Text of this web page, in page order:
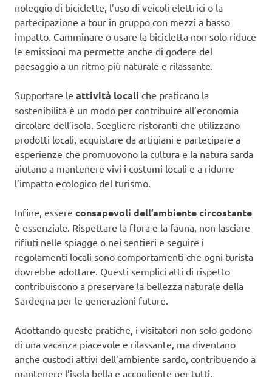
noleggio di biciclette, l’uso di veicoli elettrici o la
partecipazione a tour in gruppo con mezzi a basso
impatto. Camminare o usare la bicicletta non solo riduce
le emissioni ma permette anche di godere del
paesaggio a un ritmo più naturale e rilassante.
Supportare le attività locali che praticano la
sostenibilità è un modo per contribuire all’economia
circolare dell’isola. Scegliere ristoranti che utilizzano
prodotti locali, acquistare da artigiani e partecipare a
esperienze che promuovono la cultura e la natura sarda
aiutano a mantenere vivi i costumi locali e a ridurre
l’impatto ecologico del turismo.
Infine, essere consapevoli dell’ambiente circostante
è essenziale. Rispettare la flora e la fauna, non lasciare
rifiuti nelle spiagge o nei sentieri e seguire i
regolamenti locali sono comportamenti che ogni turista
dovrebbe adottare. Questi semplici atti di rispetto
contribuiscono a preservare la bellezza naturale della
Sardegna per le generazioni future.
Adottando queste pratiche, i visitatori non solo godono
di una vacanza piacevole e rilassante, ma diventano
anche custodi attivi dell’ambiente sardo, contribuendo a
mantenere l’isola bella e accogliente per tutti.